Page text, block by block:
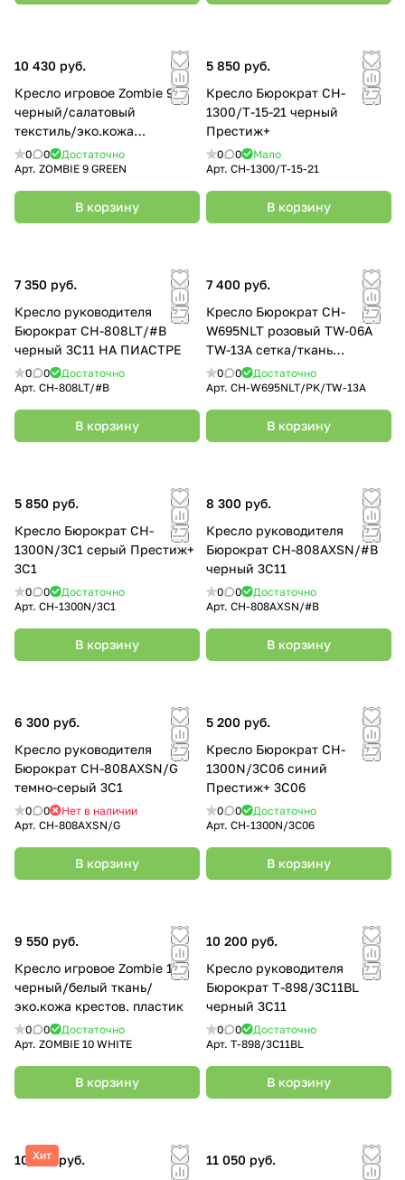
10 430 руб.
Кресло игровое Zombie 9
черный/салатовый
текстиль/эко.кожа
крестовина пластик ZOMBIE
9 GREEN
0 0
Достаточно
Арт. ZOMBIE 9 GREEN
В корзину
5 850 руб.
Кресло Бюрократ CH-
1300/T-15-21 черный
Престиж+
0 0
Мало
Арт. CH-1300/T-15-21
В корзину
7 350 руб.
Кресло руководителя
Бюрократ CH-808LT/#B
черный 3C11 НА ПИАСТРЕ
0 0
Достаточно
Арт. CH-808LT/#B
В корзину
7 400 руб.
Кресло Бюрократ CH-
W695NLT розовый TW-06A
TW-13A сетка/ткань
крестовина пластик пластик
белый
0 0
Достаточно
Арт. CH-W695NLT/PK/TW-13A
В корзину
5 850 руб.
Кресло Бюрократ CH-
1300N/3C1 серый Престиж+
3C1
0 0
Достаточно
Арт. CH-1300N/3C1
В корзину
8 300 руб.
Кресло руководителя
Бюрократ CH-808AXSN/#B
черный 3C11
0 0
Достаточно
Арт. CH-808AXSN/#B
В корзину
6 300 руб.
Кресло руководителя
Бюрократ CH-808AXSN/G
темно-серый 3C1
0 0
Нет в наличии
Арт. CH-808AXSN/G
В корзину
5 200 руб.
Кресло Бюрократ CH-
1300N/3C06 синий
Престиж+ 3C06
0 0
Достаточно
Арт. CH-1300N/3C06
В корзину
9 550 руб.
Кресло игровое Zombie 10
черный/белый ткань/
эко.кожа крестов. пластик
0 0
Достаточно
Арт. ZOMBIE 10 WHITE
В корзину
10 200 руб.
Кресло руководителя
Бюрократ T-898/3С11BL
черный 3С11
0 0
Достаточно
Арт. T-898/3С11BL
В корзину
Хит
10 550 руб.
11 050 руб.